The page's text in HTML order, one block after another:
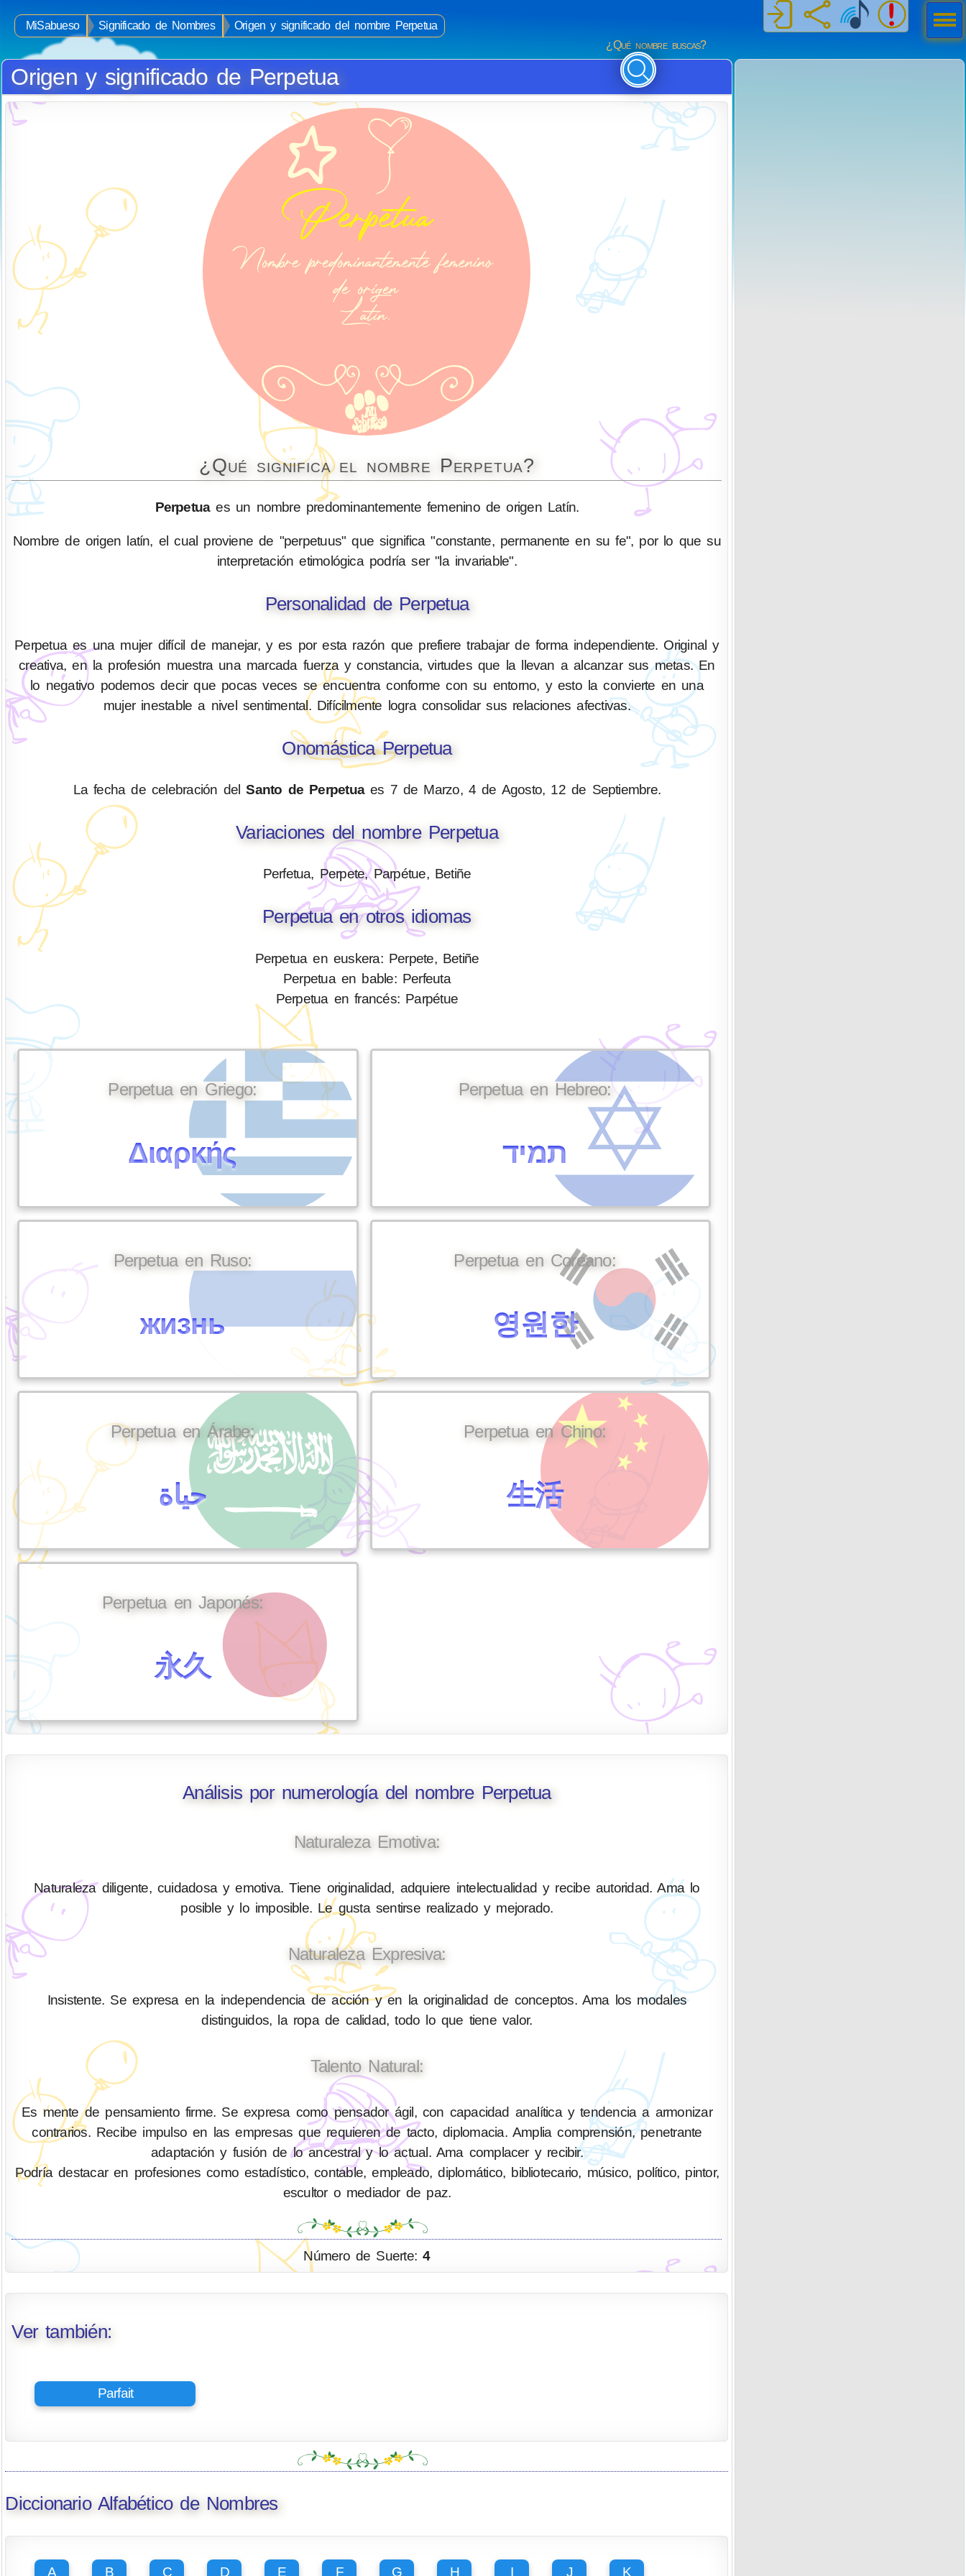
MiSabueso Significado de Nombres
Origen y significado del nombre Perpetua
¿Qué nombre buscas?
Origen y significado de Perpetua
¿Qué significa el nombre Perpetua?
Perpetuaes un nombre predominantemente femenino de origen Latín.
Nombre de origen latín, el cual proviene de "perpetuus" que significa "constante, permanente en su fe", por lo que su
interpretación etimológica podría ser "la invariable".
Personalidad de Perpetua
Perpetua es una mujer difícil de manejar, y es por esta razón que prefiere trabajar de forma independiente. Original y
creativa, en la profesión muestra una marcada fuerza y constancia, virtudes que la llevan a alcanzar sus metas. En
lo negativo podemos decir que pocas veces se encuentra conforme con su entorno, y esto la convierte en una
mujer inestable a nivel sentimental. Difícilmente logra consolidar sus relaciones afectivas.
Onomástica Perpetua
La fecha de celebración delSanto de Perpetuaes 7 de Marzo, 4 de Agosto, 12 de Septiembre.
Variaciones del nombre Perpetua
Perfetua, Perpete, Parpétue, Betiñe
Perpetua en otros idiomas
Perpetua en euskera: Perpete, Betiñe
Perpetua en bable: Perfeuta
Perpetua en francés: Parpétue
Perpetua en Griego:
Διαρκής
Perpetua en Hebreo:
תמיד
Perpetua en Ruso:
жизнь
Perpetua en Coreano:
영원한
Perpetua en Árabe:
حياة
Perpetua en Chino:
生活
Perpetua en Japonés:
永久
Análisis por numerología del nombre Perpetua
Naturaleza Emotiva:
Naturaleza diligente, cuidadosa y emotiva. Tiene originalidad, adquiere intelectualidad y recibe autoridad. Ama lo
posible y lo imposible. Le gusta sentirse realizado y mejorado.
Naturaleza Expresiva:
Insistente. Se expresa en la independencia de acción y en la originalidad de conceptos. Ama los modales
distinguidos, la ropa de calidad, todo lo que tiene valor.
Talento Natural:
Es mente de pensamiento firme. Se expresa como pensador ágil, con capacidad analítica y tendencia a armonizar
contrarios. Recibe impulso en las empresas que requieren de tacto, diplomacia. Amplia comprensión, penetrante
adaptación y fusión de lo ancestral y lo actual. Ama complacer y recibir.
Podría destacar en profesiones como estadístico, contable, empleado, diplomático, bibliotecario, músico, político, pintor,
escultor o mediador de paz.
Número de Suerte:4
Ver también:
Parfait
Diccionario Alfabético de Nombres
A B C D E F G H I J K
Men
ú